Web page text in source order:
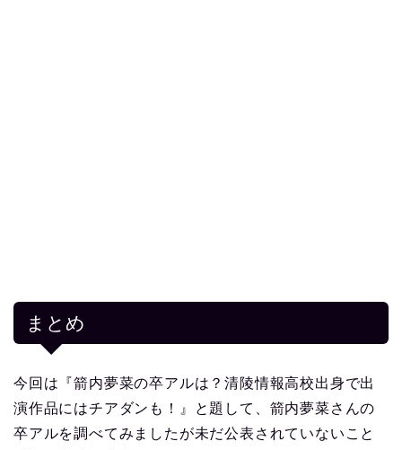
まとめ
今回は『箭内夢菜の卒アルは？清陵情報高校出身で出
演作品にはチアダンも！』と題して、箭内夢菜さんの
卒アルを調べてみましたが未だ公表されていないこと